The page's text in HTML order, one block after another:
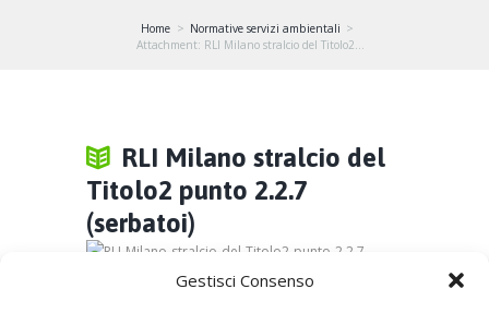
Gestisci Consenso
Home
Normative servizi ambientali
Attachment: RLI Milano stralcio del Titolo2...
RLI Milano stralcio del
Titolo2 punto 2.2.7
(serbatoi)